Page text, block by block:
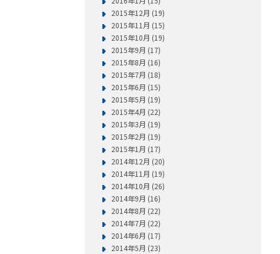
2015年12月 (19)
2015年11月 (15)
2015年10月 (19)
2015年9月 (17)
2015年8月 (16)
2015年7月 (18)
2015年6月 (15)
2015年5月 (19)
2015年4月 (22)
2015年3月 (19)
2015年2月 (19)
2015年1月 (17)
2014年12月 (20)
2014年11月 (19)
2014年10月 (26)
2014年9月 (16)
2014年8月 (22)
2014年7月 (22)
2014年6月 (17)
2014年5月 (23)